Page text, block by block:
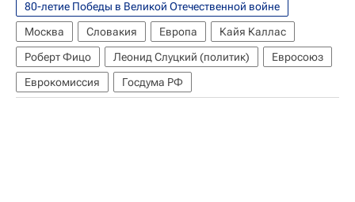
80-летие Победы в Великой Отечественной войне
Москва
Словакия Европа
Кайя Каллас
Роберт Фицо
Леонид Слуцкий (политик)
Евросоюз
Еврокомиссия
Госдума РФ